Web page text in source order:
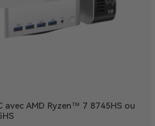
avec AMD Ryzen™ 7 8745HS ou